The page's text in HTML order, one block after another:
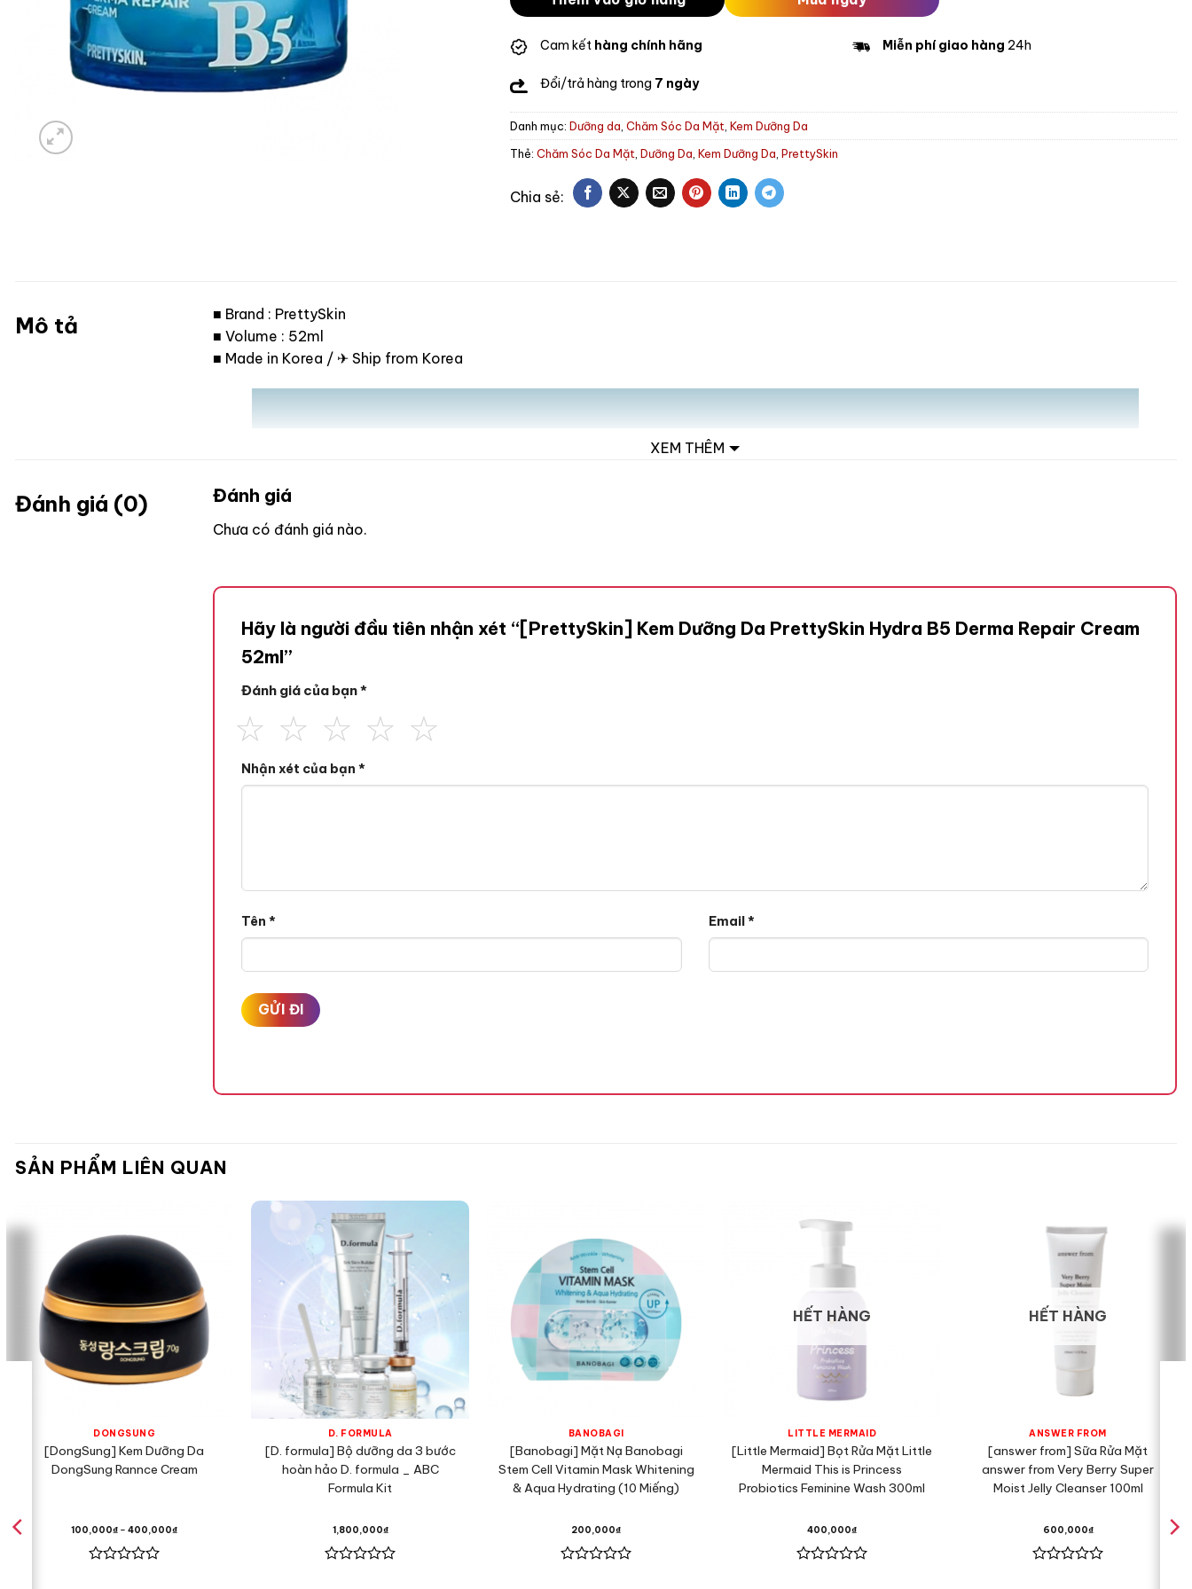
Cam kết hàng chính hãng Miễn phí giao hàng 24h
Đổi/trả hàng trong 7 ngày
Danh mục:Dưỡng da,Chăm Sóc Da Mặt,Kem Dưỡng Da
Thẻ:Chăm Sóc Da Mặt,Dưỡng Da,Kem Dưỡng Da,PrettySkin
Mô tả
■ Brand : PrettySkin
■ Volume : 52ml
■ Made in Korea / ✈ Ship from Korea
XEM THÊM
Đánh giá (0) Đánh giá
Chưa có đánh giá nào.
Hãy là người đầu tiên nhận xét “[PrettySkin] Kem Dưỡng Da PrettySkin Hydra B5 Derma Repair Cream
52ml”
Đánh giá của bạn*
Nhận xét của bạn*
Tên* Email *
SẢN PHẨM LIÊN QUAN
DONGSUNG
[DongSung] Kem Dưỡng Da
DongSung Rannce Cream
100,000₫ – 400,000₫
D. FORMULA
[D. formula] Bộ dưỡng da 3 bước
hoàn hảo D. formula _ ABC
Formula Kit
1,800,000₫
BANOBAGI
[Banobagi] Mặt Nạ Banobagi
Stem Cell Vitamin Mask Whitening
& Aqua Hydrating (10 Miếng)
200,000₫
HẾT HÀNG
LITTLE MERMAID
[Little Mermaid] Bọt Rửa Mặt Little
Mermaid This is Princess
Probiotics Feminine Wash 300ml
400,000₫
HẾT HÀNG
ANSWER FROM
[answer from] Sữa Rửa Mặt
answer from Very Berry Super
Moist Jelly Cleanser 100ml
600,000₫